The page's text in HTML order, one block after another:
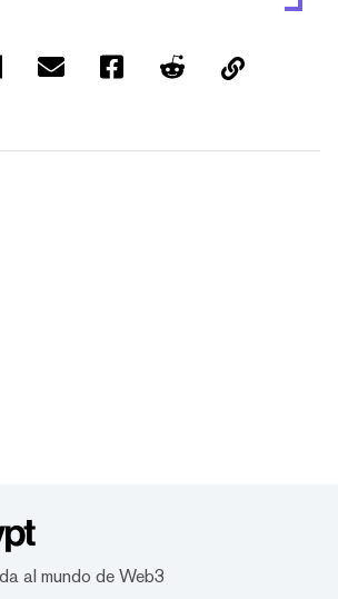
al mundo de Web3